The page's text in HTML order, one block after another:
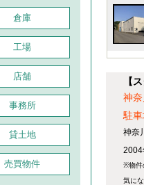
【
神
駐
神奈
※物件
気に
倉庫
工場
店舗
事務所
貸土地
売買物件